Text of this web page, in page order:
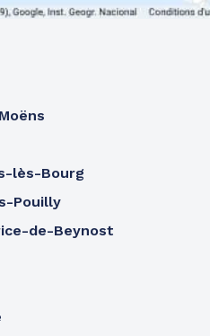
lès-Bourg
Pouilly
de-Beynost